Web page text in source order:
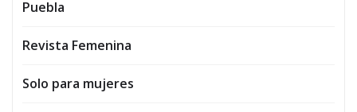
Puebla
Revista Femenina
Solo para mujeres